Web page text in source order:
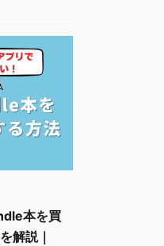
本を買
解説｜